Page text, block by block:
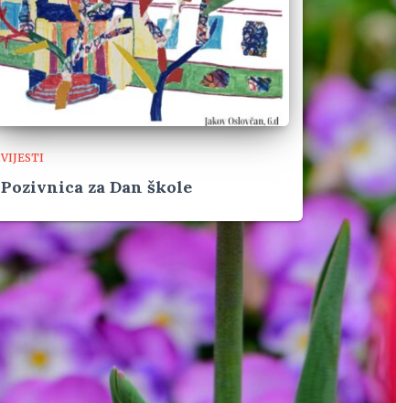
VIJESTI
Pozivnica za Dan škole